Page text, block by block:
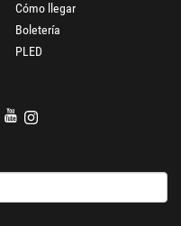
Cómo llegar
Boletería
PLED